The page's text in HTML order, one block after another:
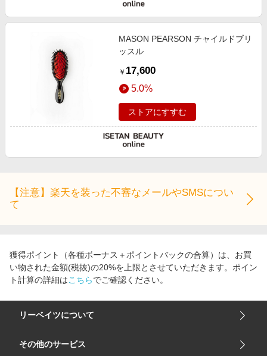
MASON PEARSON チャイルドブリ
ッスル
￥ 17,600
5.0%
ストアにすすむ
【注意】楽天を装った不審なメールやSMSについ
て
獲得ポイント（各種ボーナス＋ポイントバックの合算）は、お買
い物された金額(税抜)の20%を上限とさせていただきます。ポイン
ト計算の詳細はこちらでご確認ください。
リーベイツについて
会社概要
その他のサービス